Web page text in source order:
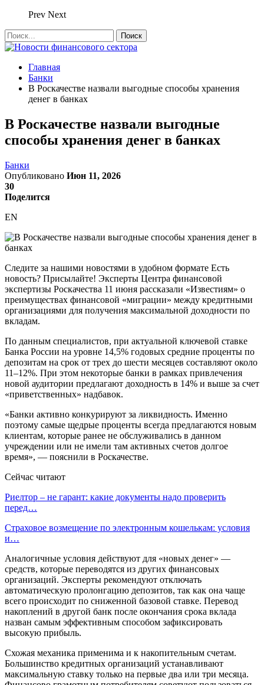
Prev Next
Главная
Банки
В Роскачестве назвали выгодные способы хранения
денег в банках
В Роскачестве назвали выгодные
способы хранения денег в банках
Банки
Опубликовано Июн 11, 2026
30
Поделится
EN
Следите за нашими новостями в удобном формате Есть
новость? Присылайте! Эксперты Центра финансовой
экспертизы Роскачества 11 июня рассказали «Известиям» о
преимуществах финансовой «миграции» между кредитными
организациями для получения максимальной доходности по
вкладам.
По данным специалистов, при актуальной ключевой ставке
Банка России на уровне 14,5% годовых средние проценты по
депозитам на срок от трех до шести месяцев составляют около
11–12%. При этом некоторые банки в рамках привлечения
новой аудитории предлагают доходность в 14% и выше за счет
«приветственных» надбавок.
«Банки активно конкурируют за ликвидность. Именно
поэтому самые щедрые проценты всегда предлагаются новым
клиентам, которые ранее не обслуживались в данном
учреждении или не имели там активных счетов долгое
время», — пояснили в Роскачестве.
Сейчас читают
Риелтор – не гарант: какие документы надо проверить
перед…
Страховое возмещение по электронным кошелькам: условия
и…
Аналогичные условия действуют для «новых денег» —
средств, которые переводятся из других финансовых
организаций. Эксперты рекомендуют отключать
автоматическую пролонгацию депозитов, так как она чаще
всего происходит по сниженной базовой ставке. Перевод
накоплений в другой банк после окончания срока вклада
назван самым эффективным способом зафиксировать
высокую прибыль.
Схожая механика применима и к накопительным счетам.
Большинство кредитных организаций устанавливают
максимальную ставку только на первые два или три месяца.